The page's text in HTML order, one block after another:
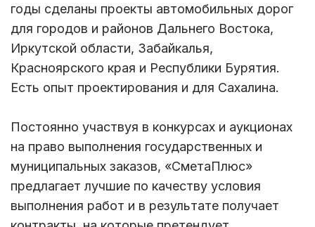
годы сделаны проекты автомобильных дорог
для городов и районов Дальнего Востока,
Иркутской области, Забайкалья,
Красноярского края и Республики Бурятия.
Есть опыт проектирования и для Сахалина.
Постоянно участвуя в конкурсах и аукционах
на право выполнения государственных и
муниципальных заказов, «СметаПлюс»
предлагает лучшие по качеству условия
выполнения работ и в результате получает